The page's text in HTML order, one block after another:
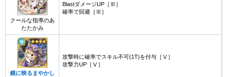
クールな指導のあ
たたかみ
BlastダメージUP［Ⅲ］
確率で回避［Ⅲ］
鏡に映るまやかし
攻撃時に確率でスキル不可(1T)を付与［Ⅴ］
攻撃力UP［Ⅴ］